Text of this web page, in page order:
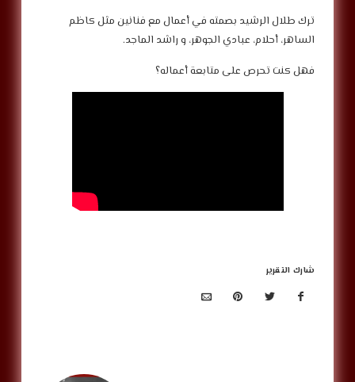
ترك طلال الرشيد بصمته في أعمال مع فنانين مثل كاظم
الساهر، أحلام، عبادي الجوهر، و راشد الماجد.
فهل كنت تحرص على متابعة أعماله؟
شارك التقرير